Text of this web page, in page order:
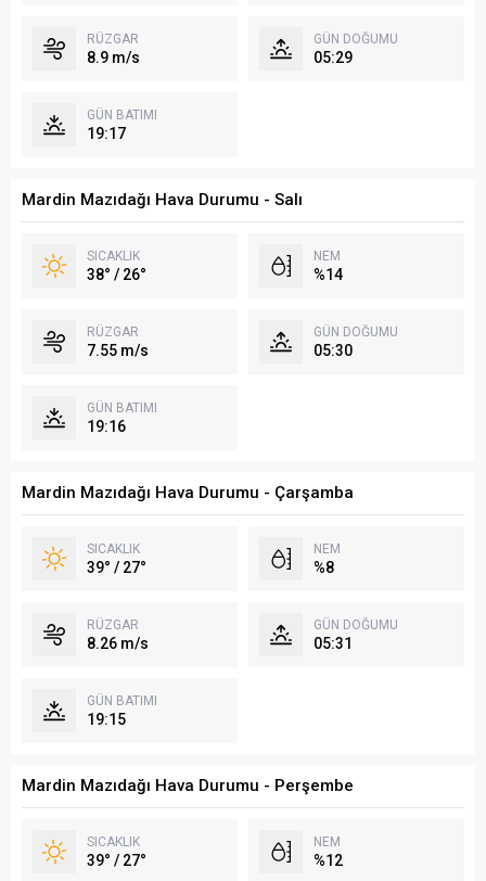
RÜZGAR
8.9 m/s
GÜN DOĞUMU
05:29
GÜN BATIMI
19:17
Mardin Mazıdağı Hava Durumu - Salı
SICAKLIK
38° / 26°
NEM
%14
RÜZGAR
7.55 m/s
GÜN DOĞUMU
05:30
GÜN BATIMI
19:16
Mardin Mazıdağı Hava Durumu - Çarşamba
SICAKLIK
39° / 27°
NEM
%8
RÜZGAR
8.26 m/s
GÜN DOĞUMU
05:31
GÜN BATIMI
19:15
Mardin Mazıdağı Hava Durumu - Perşembe
SICAKLIK
39° / 27°
NEM
%12